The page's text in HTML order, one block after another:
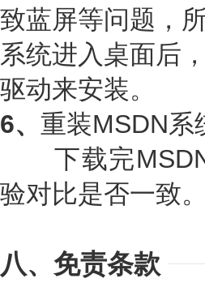
致蓝屏等问题，
系统进入桌面后
驱动来安装。
6、 重装MSDN系
下载完MSDN
验对比是否一致
八、免责条款